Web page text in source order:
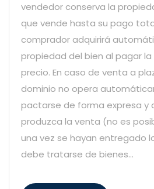
vendedor conserva la
que vende hasta su pago
comprador adquirirá
propiedad del bien al pagar
precio. En caso de venta a
dominio no opera
pactarse de forma expresa y
produzca la venta (no es
una vez se hayan entregado
debe tratarse de bienes…